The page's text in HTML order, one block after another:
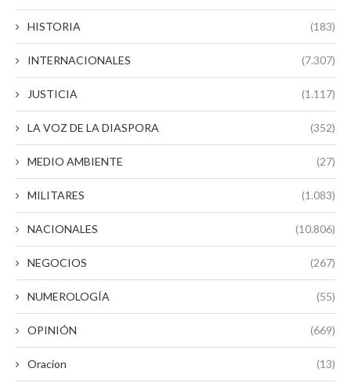
HISTORIA (183)
INTERNACIONALES (7.307)
JUSTICIA (1.117)
LA VOZ DE LA DIASPORA (352)
MEDIO AMBIENTE (27)
MILITARES (1.083)
NACIONALES (10.806)
NEGOCIOS (267)
NUMEROLOGÍA (55)
OPINIÓN (669)
Oracion (13)